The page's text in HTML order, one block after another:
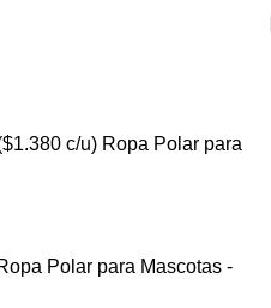
c/u) Ropa Polar para